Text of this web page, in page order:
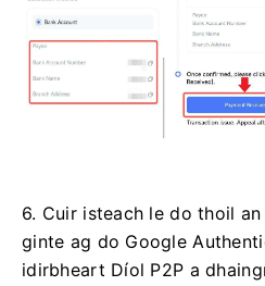
6. Cuir isteach le do thoil
ginte ag do Google
idirbheart Díol P2P a